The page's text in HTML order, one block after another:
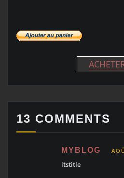
13 COMMENTS
MYBLOG
itstitle